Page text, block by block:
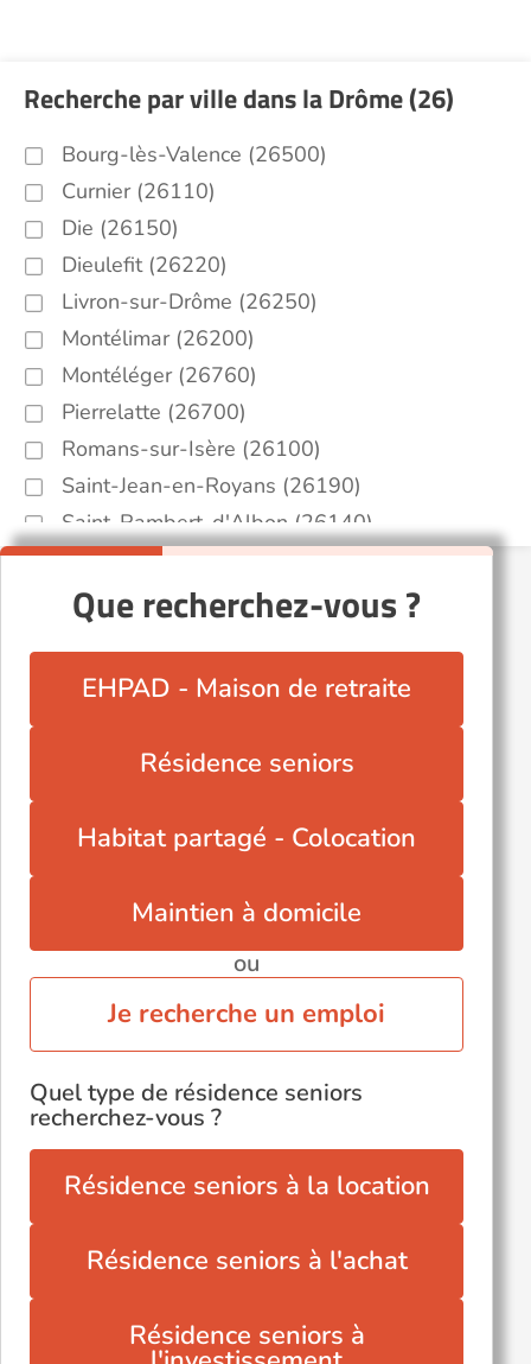
Recherche par ville dans la Drôme (26)
Bourg-lès-Valence (26500)
Curnier (26110)
Die (26150)
Dieulefit (26220)
Livron-sur-Drôme (26250)
Montélimar (26200)
Montéléger (26760)
Pierrelatte (26700)
Romans-sur-Isère (26100)
Saint-Jean-en-Royans (26190)
Saint-Rambert-d'Albon (26140)
Saint-Vallier (26240)
Tulette (26790)
Valence (26000)
Que recherchez-vous ?
EHPAD - Maison de retraite
Résidence seniors
Habitat partagé - Colocation
Maintien à domicile
ou
Je recherche un emploi
Quel type de résidence seniors
recherchez-vous ?
Résidence seniors à la location
Résidence seniors à l'achat
Résidence seniors à